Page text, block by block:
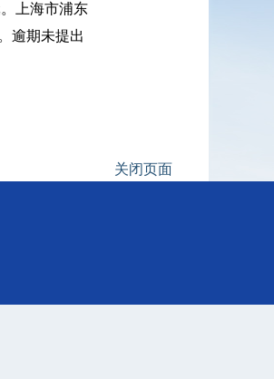
上海市浦东
逾期未提出
关闭页面